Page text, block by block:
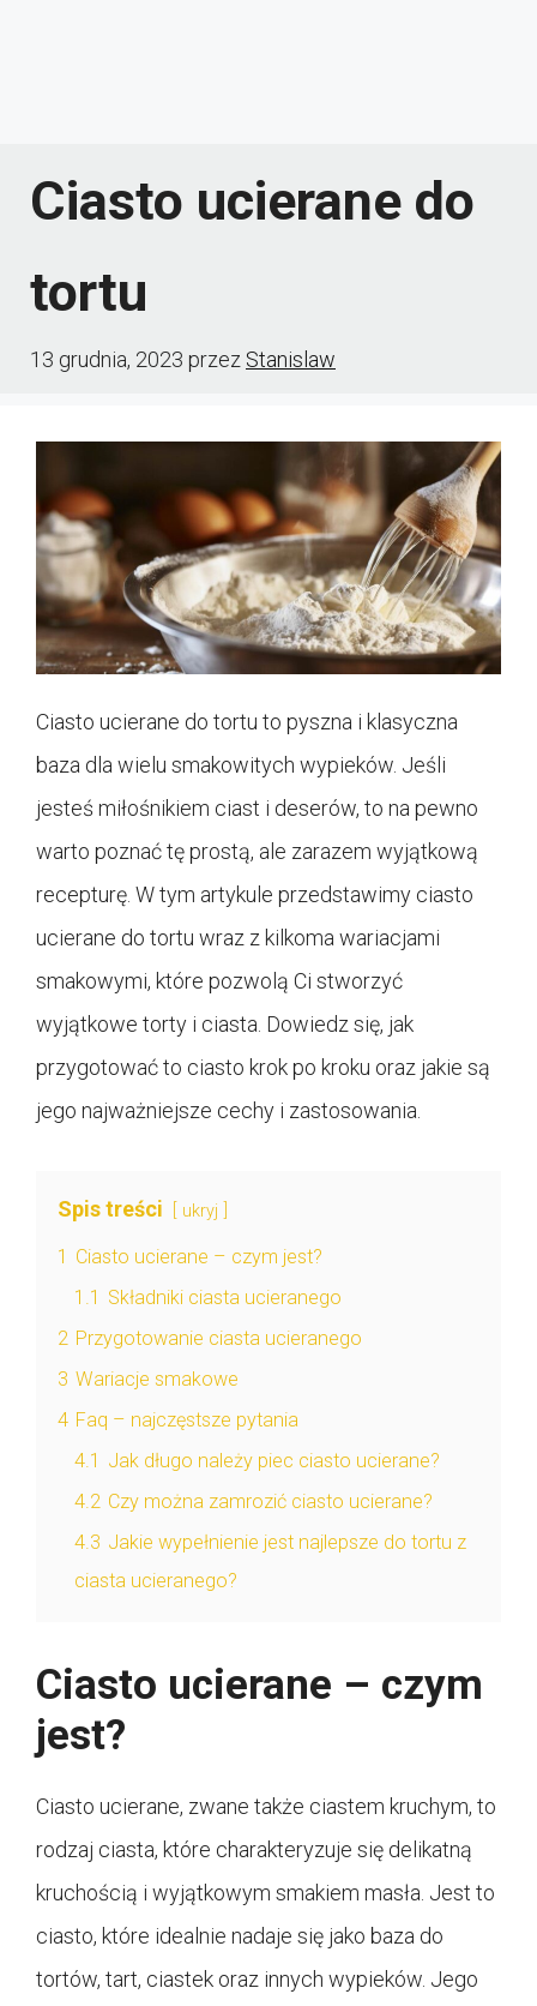
Ciasto ucierane do
tortu
13 grudnia, 2023 przez Stanislaw
Ciasto ucierane do tortu to pyszna i klasyczna
baza dla wielu smakowitych wypieków. Jeśli
jesteś miłośnikiem ciast i deserów, to na pewno
warto poznać tę prostą, ale zarazem wyjątkową
recepturę. W tym artykule przedstawimy ciasto
ucierane do tortu wraz z kilkoma wariacjami
smakowymi, które pozwolą Ci stworzyć
wyjątkowe torty i ciasta. Dowiedz się, jak
przygotować to ciasto krok po kroku oraz jakie są
jego najważniejsze cechy i zastosowania.
Spis treści ukryj
1 Ciasto ucierane – czym jest?
1.1 Składniki ciasta ucieranego
2 Przygotowanie ciasta ucieranego
3 Wariacje smakowe
4 Faq – najczęstsze pytania
4.1 Jak długo należy piec ciasto ucierane?
4.2 Czy można zamrozić ciasto ucierane?
4.3 Jakie wypełnienie jest najlepsze do tortu z
ciasta ucieranego?
Ciasto ucierane – czym
jest?
Ciasto ucierane, zwane także ciastem kruchym, to
rodzaj ciasta, które charakteryzuje się delikatną
kruchością i wyjątkowym smakiem masła. Jest to
ciasto, które idealnie nadaje się jako baza do
tortów, tart, ciastek oraz innych wypieków. Jego